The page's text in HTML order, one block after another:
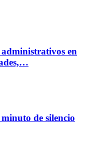
en
de silencio